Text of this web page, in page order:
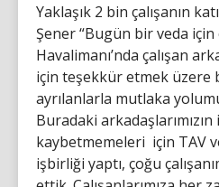
Yaklaşık 2 bin çalışanın
Şener “Bugün bir veda
Havalimanı’nda çalışan
için teşekkür etmek üzere
ayrılanlarla mutlaka
Buradaki
kaybetmemeleri için TAV
işbirliği yaptı, çoğu